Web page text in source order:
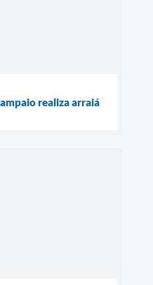
realiza arraiá